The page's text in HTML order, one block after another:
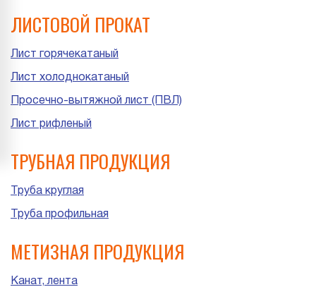
ЛИСТОВОЙ ПРОКАТ
Лист горячекатаный
Лист холоднокатаный
Просечно-вытяжной лист (ПВЛ)
Лист рифленый
ТРУБНАЯ ПРОДУКЦИЯ
Труба круглая
Труба профильная
МЕТИЗНАЯ ПРОДУКЦИЯ
Канат, лента